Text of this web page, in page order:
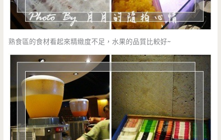
熟食區的食材看起來精緻度不足，水果的品質比較好~